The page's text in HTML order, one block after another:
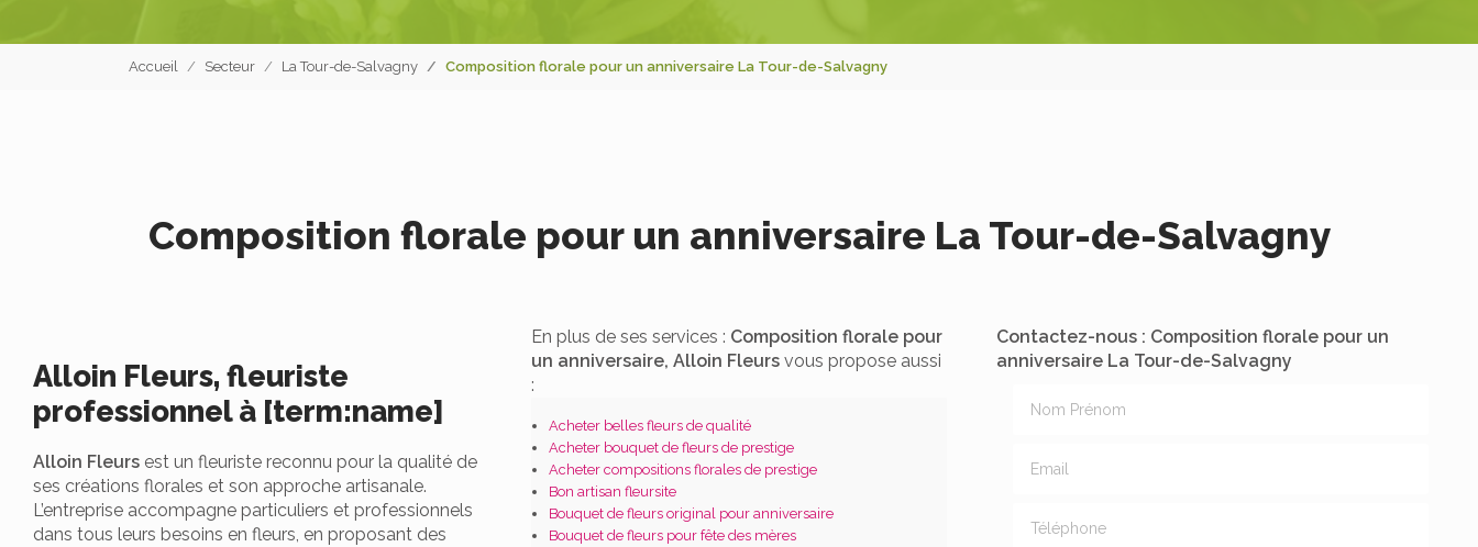
Accueil Secteur La Tour-de-Salvagny Composition florale pour un anniversaire La Tour-de-Salvagny
Composition florale pour un anniversaire La Tour-de-Salvagny
Alloin Fleurs, fleuriste
professionnel à [term:name]
Alloin Fleurs est un fleuriste reconnu pour la qualité de
ses créations florales et son approche artisanale.
L’entreprise accompagne particuliers et professionnels
dans tous leurs besoins en fleurs, en proposant des
En plus de ses services : Composition florale pour
un anniversaire, Alloin Fleursvous propose aussi
:
Acheter belles fleurs de qualité
Acheter bouquet de fleurs de prestige
Acheter compositions florales de prestige
Bon artisan fleursite
Bouquet de fleurs original pour anniversaire
Bouquet de fleurs pour fête des mères
Contactez-nous : Composition florale pour un
anniversaire La Tour-de-Salvagny